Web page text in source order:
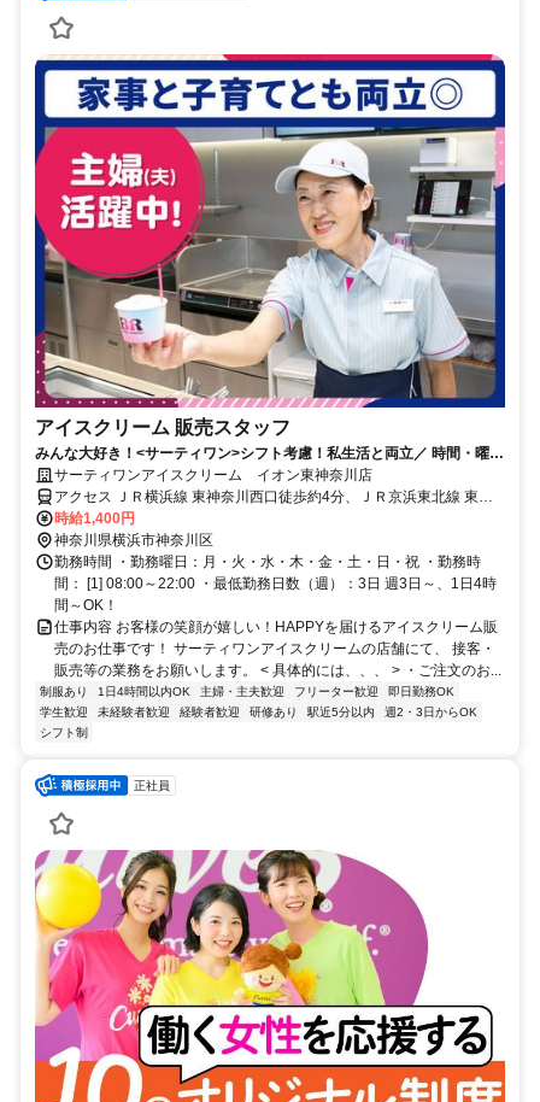
アイスクリーム 販売スタッフ
みんな大好き！<サーティワン>シフト考慮！私生活と両立／ 時間・曜日
応相談／お休みの調整可
サーティワンアイスクリーム イオン東神奈川店
アクセス ＪＲ横浜線 東神奈川西口徒歩約4分、ＪＲ京浜東北線 東神
奈川西口徒歩約4分、京急本線 仲木戸徒歩約5分
時給1,400円
神奈川県横浜市神奈川区
勤務時間 ・勤務曜日：月・火・水・木・金・土・日・祝 ・勤務時
間： [1] 08:00～22:00 ・最低勤務日数（週）：3日 週3日～、1日4時
間～OK！
仕事内容 お客様の笑顔が嬉しい！HAPPYを届けるアイスクリーム販
売のお仕事です！ サーティワンアイスクリームの店舗にて、 接客・
販売等の業務をお願いします。 < 具体的には、、、 > ・ご注文のお...
制服あり 1日4時間以内OK 主婦・主夫歓迎 フリーター歓迎
即日勤務OK
学生歓迎
未経験者歓迎 経験者歓迎 研修あり 駅近5分以内
週2・3日からOK
シフト制
正社員